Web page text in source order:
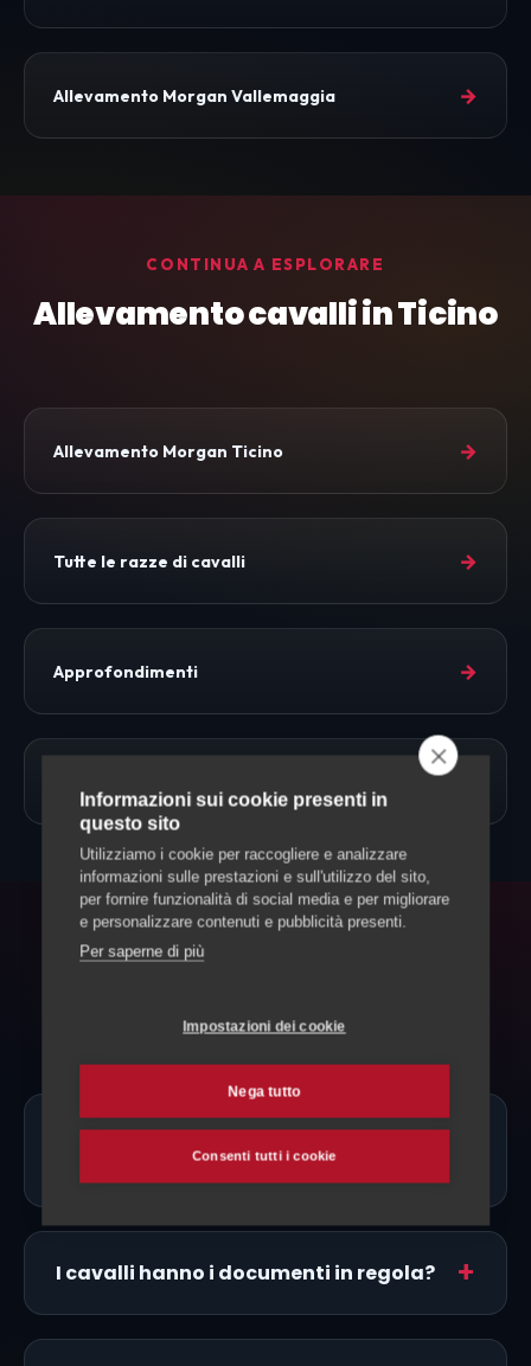
Allevamento Morgan Vallemaggia →
CONTINUA A ESPLORARE
Allevamento cavalli in Ticino
Allevamento Morgan Ticino →
Tutte le razze di cavalli →
Approfondimenti →
Ci sono allevatori di Morgan proprio a
I cavalli hanno i documenti in regola?
Informazioni sui cookie presenti in
questo sito
Utilizziamo i cookie per raccogliere e analizzare
informazioni sulle prestazioni e sull'utilizzo del sito,
per fornire funzionalità di social media e per migliorare
e personalizzare contenuti e pubblicità presenti.
Per saperne di più
Impostazioni dei cookie
Nega tutto
Consenti tutti i cookie